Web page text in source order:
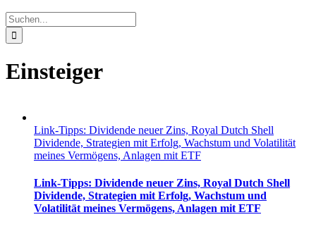
Suche
nach:
Einsteiger
Link-Tipps: Dividende neuer Zins, Royal Dutch Shell
Dividende, Strategien mit Erfolg, Wachstum und Volatilität
meines Vermögens, Anlagen mit ETF
Link-Tipps: Dividende neuer Zins, Royal Dutch Shell
Dividende, Strategien mit Erfolg, Wachstum und
Volatilität meines Vermögens, Anlagen mit ETF